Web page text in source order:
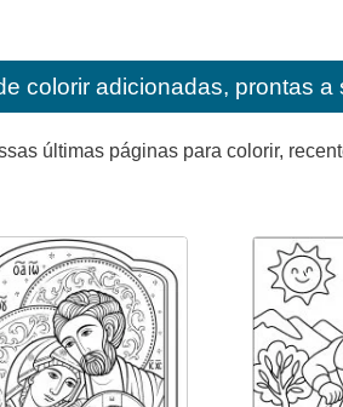
colorir adicionadas, prontas a
últimas páginas para colorir,